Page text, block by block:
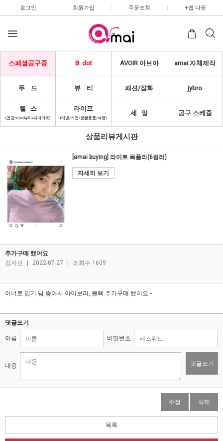
로그인 | 회원가입 | 주문조회 | +앱 다운
스페셜공구중 B. dot AVOIR 아브아 amai 자체제작
푸 드 뷰 티 패션/잡화 jybro
헬 스
(건강/이너뷰티/다이어트)
라이프
(리빙/가전/생활용품/여행)
세 일 공구 스케쥴
상품리뷰게시판
[amai buying] 라이트 목폴라(6컬러)
자세히 보기
추가구매 했어요
김지선
2022-07-27 조회수 1609
이너로 입기 넘 좋아서 아이보리, 블랙 추가구매 했어요~
댓글쓰기
이름 비밀번호
내용 댓글쓰기
수정 삭제
목록